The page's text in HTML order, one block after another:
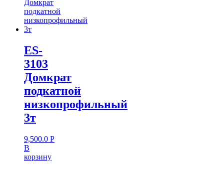
ES-
3103
Домкрат
подкатной
низкопрофильный
3т
9,500.0 Р
В
корзину